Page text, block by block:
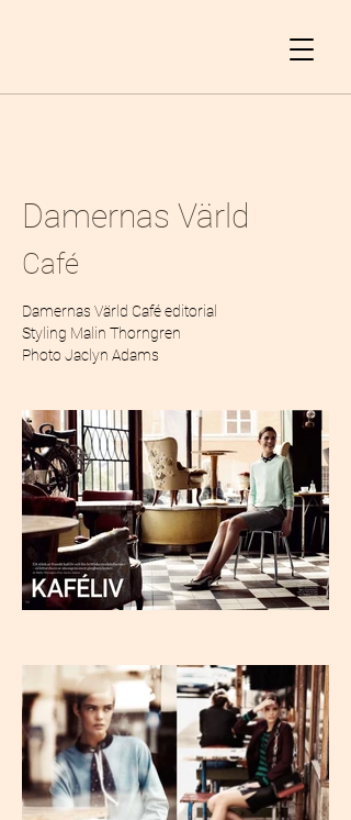
Damernas Värld
Café
Damernas Värld Café editorial
Styling Malin Thorngren
Photo Jaclyn Adams